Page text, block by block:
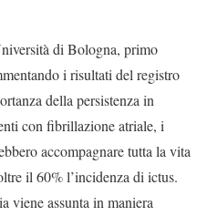
di Bologna, primo
i risultati del registro
della persistenza in
con fibrillazione atriale, i
accompagnare tutta la vita
il 60% l’incidenza di ictus.
viene assunta in maniera